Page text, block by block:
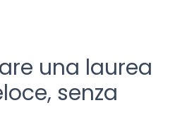
una laurea
senza